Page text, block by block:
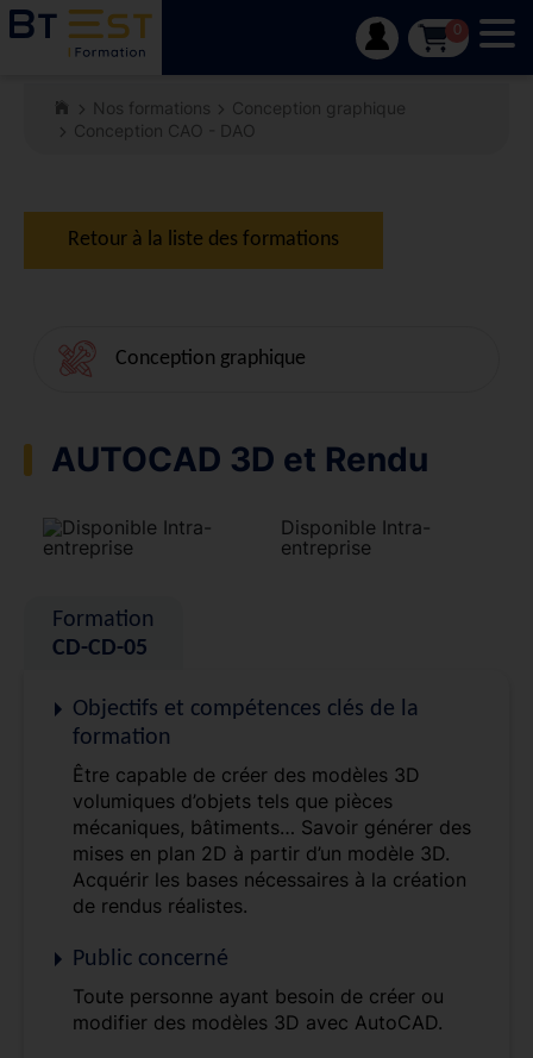
0
Nos formations
Conception graphique
Conception CAO - DAO
Retour à la liste des formations
Conception graphique
AUTOCAD 3D et Rendu
Disponible Intra-
entreprise
Formation
CD-CD-05
Objectifs et compétences clés de la
formation
Être capable de créer des modèles 3D
volumiques d’objets tels que pièces
mécaniques, bâtiments… Savoir générer des
mises en plan 2D à partir d’un modèle 3D.
Acquérir les bases nécessaires à la création
de rendus réalistes.
Public concerné
Toute personne ayant besoin de créer ou
modifier des modèles 3D avec AutoCAD.